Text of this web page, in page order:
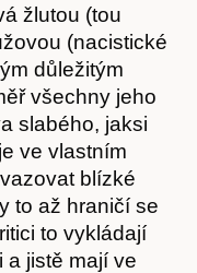
žlutou (tou
(nacistické
důležitým
všechny jeho
slabého, jaksi
ve vlastním
blízké
to až hraničí se
to vykládají
a jistě mají ve